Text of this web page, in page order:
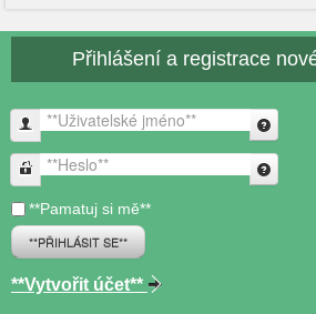
Přihlášení a registrace
**Uživatelské jméno**
**Heslo**
**Pamatuj si mě**
**PŘIHLÁSIT SE**
**Vytvořit účet**